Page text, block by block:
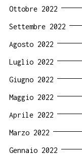
Ottobre 2022
Settembre 2022
Agosto 2022
Luglio 2022
Giugno 2022
Maggio 2022
Aprile 2022
Marzo 2022
Gennaio 2022